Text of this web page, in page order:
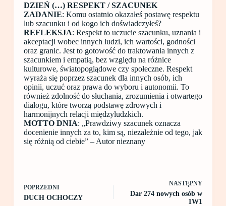
DZIEŃ (…) RESPEKT / SZACUNEK
ZADANIE: Komu ostatnio okazałeś postawę respektu
lub szacunku i od kogo ich doświadczyłeś?
REFLEKSJA: Respekt to uczucie szacunku, uznania i
akceptacji wobec innych ludzi, ich wartości, godności
oraz granic. Jest to gotowość do traktowania innych z
szacunkiem i empatią, bez względu na różnice
kulturowe, światopoglądowe czy społeczne. Respekt
wyraża się poprzez szacunek dla innych osób, ich
opinii, uczuć oraz prawa do wyboru i autonomii. To
również zdolność do słuchania, zrozumienia i otwartego
dialogu, które tworzą podstawę zdrowych i
harmonijnych relacji międzyludzkich.
MOTTO DNIA: „Prawdziwy szacunek oznacza
docenienie innych za to, kim są, niezależnie od tego, jak
się różnią od ciebie” – Autor nieznany
POPRZEDNI
DUCH OCHOCZY
NASTĘPNY
Dar 274 nowych osób w
1W1